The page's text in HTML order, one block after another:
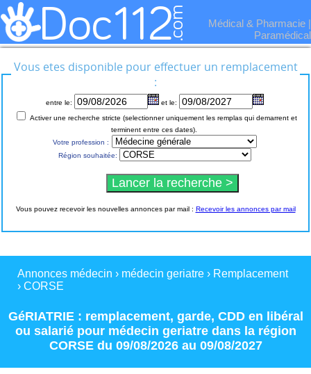
Médical & Pharmacie |
Paramédical
Vous etes disponible pour effectuer un remplacement
:
entre le:
et le:
terminent entre ces dates).
Votre profession :
Région souhaitée:
Vous pouvez recevoir les nouvelles annonces par mail : Recevoir les annonces par mail
Annonces médecin › médecin geriatre › Remplacement
› CORSE
GéRIATRIE : remplacement, garde, CDDen libéral
ou salariépour médecin geriatredans la région
CORSEdu 09/08/2026 au 09/08/2027